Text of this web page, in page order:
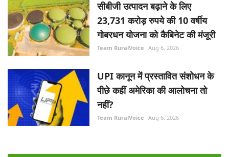
सीबीजी उत्पादन बढ़ाने के लिए
23,731 करोड़ रुपये की 10 वर्षीय
गोबरधन योजना को कैबिनेट की मंजूरी
Team RuralVoice Aug 6, 2026
UPI कानून में प्रस्तावित संशोधन के
पीछे कहीं अमेरिका की आलोचना तो
नहीं?
Team RuralVoice Aug 6, 2026